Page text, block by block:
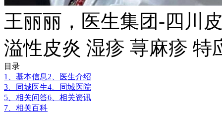
王丽丽，医生集团-四川
溢性皮炎 湿疹 荨麻疹 特
目录
1、基本信息2、医生介绍
3、同城医生4、同城医院
5、相关问答6、相关资讯
7、相关百科